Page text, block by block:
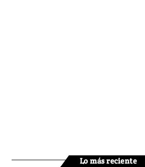
Lo más reciente